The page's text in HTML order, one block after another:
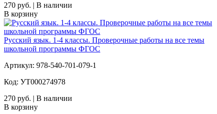
270 руб. | В наличии
В корзину
Русский язык. 1-4 классы. Проверочные работы на все темы
школьной программы ФГОС
Артикул: 978-540-701-079-1
Код: УТ000274978
270 руб. | В наличии
В корзину